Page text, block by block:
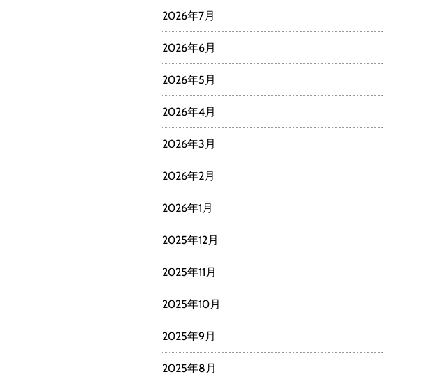
2026年7月
2026年6月
2026年5月
2026年4月
2026年3月
2026年2月
2026年1月
2025年12月
2025年11月
2025年10月
2025年9月
2025年8月